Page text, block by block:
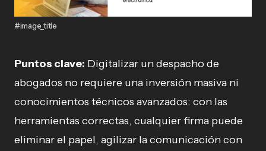
#image_title
Puntos clave: Digitalizar un despacho de
abogados no requiere una inversión masiva ni
conocimientos técnicos avanzados: con las
herramientas correctas, cualquier firma puede
eliminar el papel, agilizar la comunicación con